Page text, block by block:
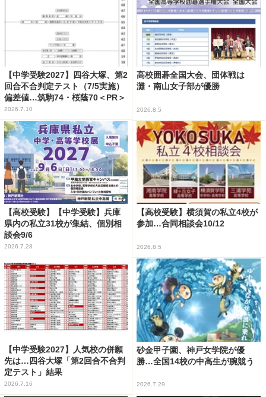
【中学受験2027】四谷大塚、第2
回合不合判定テスト（7/5実施）
偏差値…筑駒74・桜蔭70＜PR＞
2026.7.10
高校囲碁全国大会、団体戦は
灘・南山女子部が優勝
2026.8.5
【高校受験】【中学受験】兵庫
県内の私立31校が集結、個別相
談会9/6
2026.7.28
【高校受験】横須賀の私立4校が
参加…合同相談会10/12
2026.8.5
【中学受験2027】人気校の併願
先は…四谷大塚「第2回合不合判
定テスト」結果
2026.7.16
砂金甲子園、神戸女学院が優
勝…全国14校の中高生が腕競う
2026.7.29